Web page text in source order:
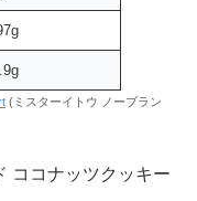
(ミスターイトウ ノーブラン
ココナッツクッキー